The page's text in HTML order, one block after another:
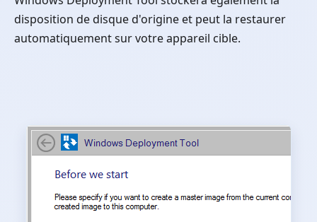
disposition de disque d'origine et peut la restaurer
automatiquement sur votre appareil cible.